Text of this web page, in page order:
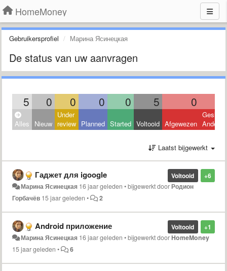
HomeMoney
Gebruikersprofiel Марина Ясинецкая
De status van uw aanvragen
5 0 0 0 0 5 0
Alles Nieuw
Under
review Planned Started Voltooid Afgewezen Andere
Laatst bijgewerkt
+6
Voltooid
Гаджет для igoogle
Марина Ясинецкая 16 jaar geleden •bijgewerkt doorРодион
Горбачёв 15 jaar geleden • 2
+1
Voltooid
Android приложение
Марина Ясинецкая 16 jaar geleden •bijgewerkt door HomeMoney
15 jaar geleden • 6